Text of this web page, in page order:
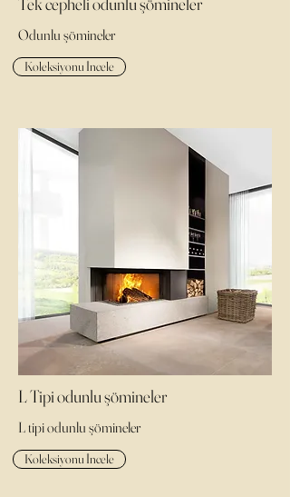
Odunlu şömineler
Koleksiyonu İncele
L Tipi odunlu şömineler
L tipi odunlu şömineler
Koleksiyonu İncele